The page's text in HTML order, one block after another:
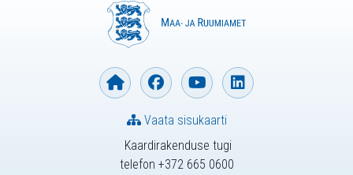
Kaardirakenduse tugi
telefon +372 665 0600
Vaata sisukaarti